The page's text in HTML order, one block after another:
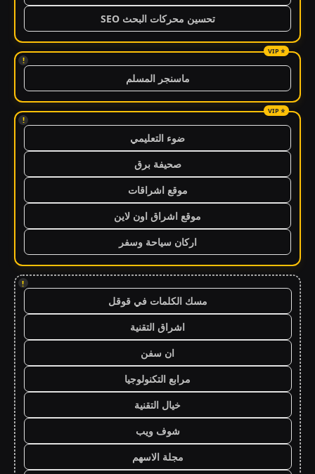
تحسين محركات البحث SEO
!
ماسنجر المسلم
!
ضوء التعليمي
صحيفة برق
موقع اشراقات
موقع اشراق اون لاين
اركان سياحة وسفر
!
مسك الكلمات في قوقل
اشراق التقنية
ان سفن
مرابع التكنولوجيا
خيال التقنية
شوف ويب
مجلة الاسهم